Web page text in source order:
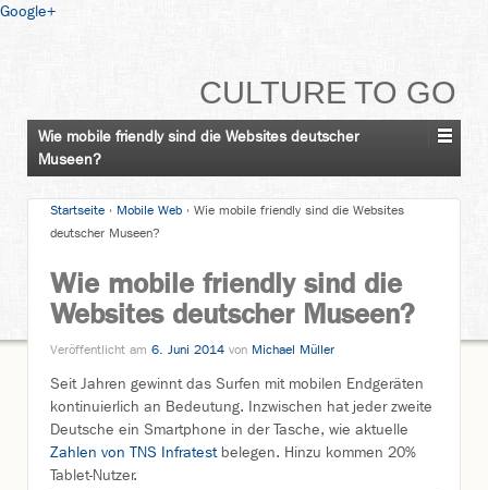
Google+
CULTURE TO GO
Wie mobile friendly sind die Websites deutscher
Museen?
Startseite › Mobile Web › Wie mobile friendly sind die Websites
deutscher Museen?
Wie mobile friendly sind die
Websites deutscher Museen?
Veröffentlicht am 6. Juni 2014 von Michael Müller
Seit Jahren gewinnt das Surfen mit mobilen Endgeräten
kontinuierlich an Bedeutung. Inzwischen hat jeder zweite
Deutsche ein Smartphone in der Tasche, wie aktuelle
Zahlen von TNS Infratestbelegen. Hinzu kommen 20%
Tablet-Nutzer.